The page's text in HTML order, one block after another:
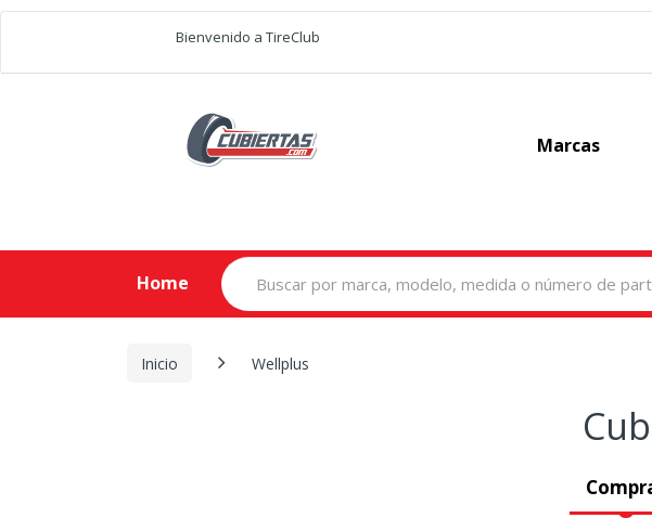
Bienvenido a TireClub
Marcas
Home
Search
for:
Inicio Wellplus